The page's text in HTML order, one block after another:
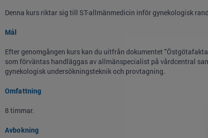
Denna kurs riktar sig till ST-allmänmedicin inför gynekologisk
Mål
Efter genomgången kurs kan du uitfrån dokumentet
som förväntas handläggas av allmänspecialist på vårdcentral
gynekologisk undersökningsteknik och provtagning.
Omfattning
8 timmar.
Avbokning